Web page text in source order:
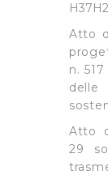
Atto
n.
Atto
29